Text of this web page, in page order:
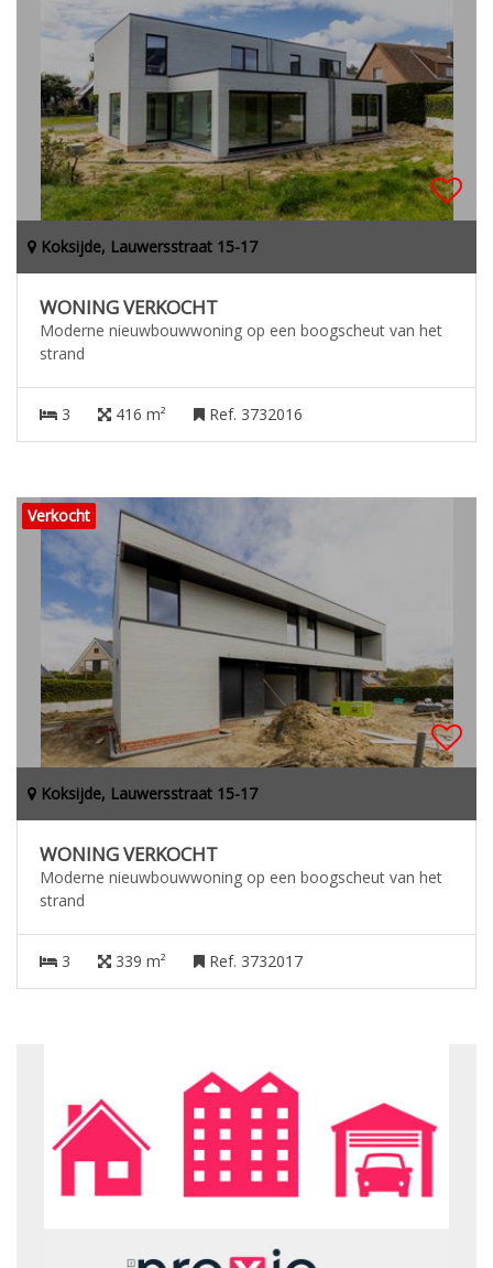
Koksijde, Lauwersstraat 15-17
WONING VERKOCHT
Moderne nieuwbouwwoning op een boogscheut van het
strand
3 416 m² Ref. 3732016
Verkocht
Koksijde, Lauwersstraat 15-17
WONING VERKOCHT
Moderne nieuwbouwwoning op een boogscheut van het
strand
3 339 m² Ref. 3732017